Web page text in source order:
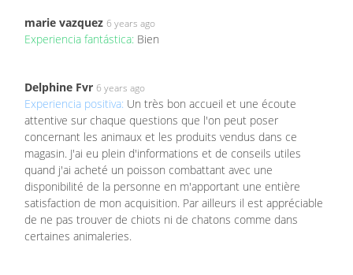
marie vazquez 6 years ago
Experiencia fantástica: Bien
Delphine Fvr 6 years ago
Experiencia positiva: Un très bon accueil et une écoute
attentive sur chaque questions que l'on peut poser
concernant les animaux et les produits vendus dans ce
magasin. J'ai eu plein d'informations et de conseils utiles
quand j'ai acheté un poisson combattant avec une
disponibilité de la personne en m'apportant une entière
satisfaction de mon acquisition. Par ailleurs il est appréciable
de ne pas trouver de chiots ni de chatons comme dans
certaines animaleries.